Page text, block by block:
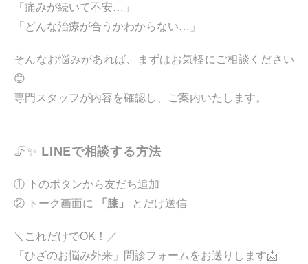
「痛みが続いて不安…」
「どんな治療が合うかわからない…」
そんなお悩みがあれば、まずはお気軽にご相談ください
😊
専門スタッフが内容を確認し、ご案内いたします。
🦵✨ LINEで相談する方法
① 下のボタンから友だち追加
② トーク画面に
「膝」 とだけ送信
＼これだけでOK！／
「ひざのお悩み外来」問診フォームをお送りします📩